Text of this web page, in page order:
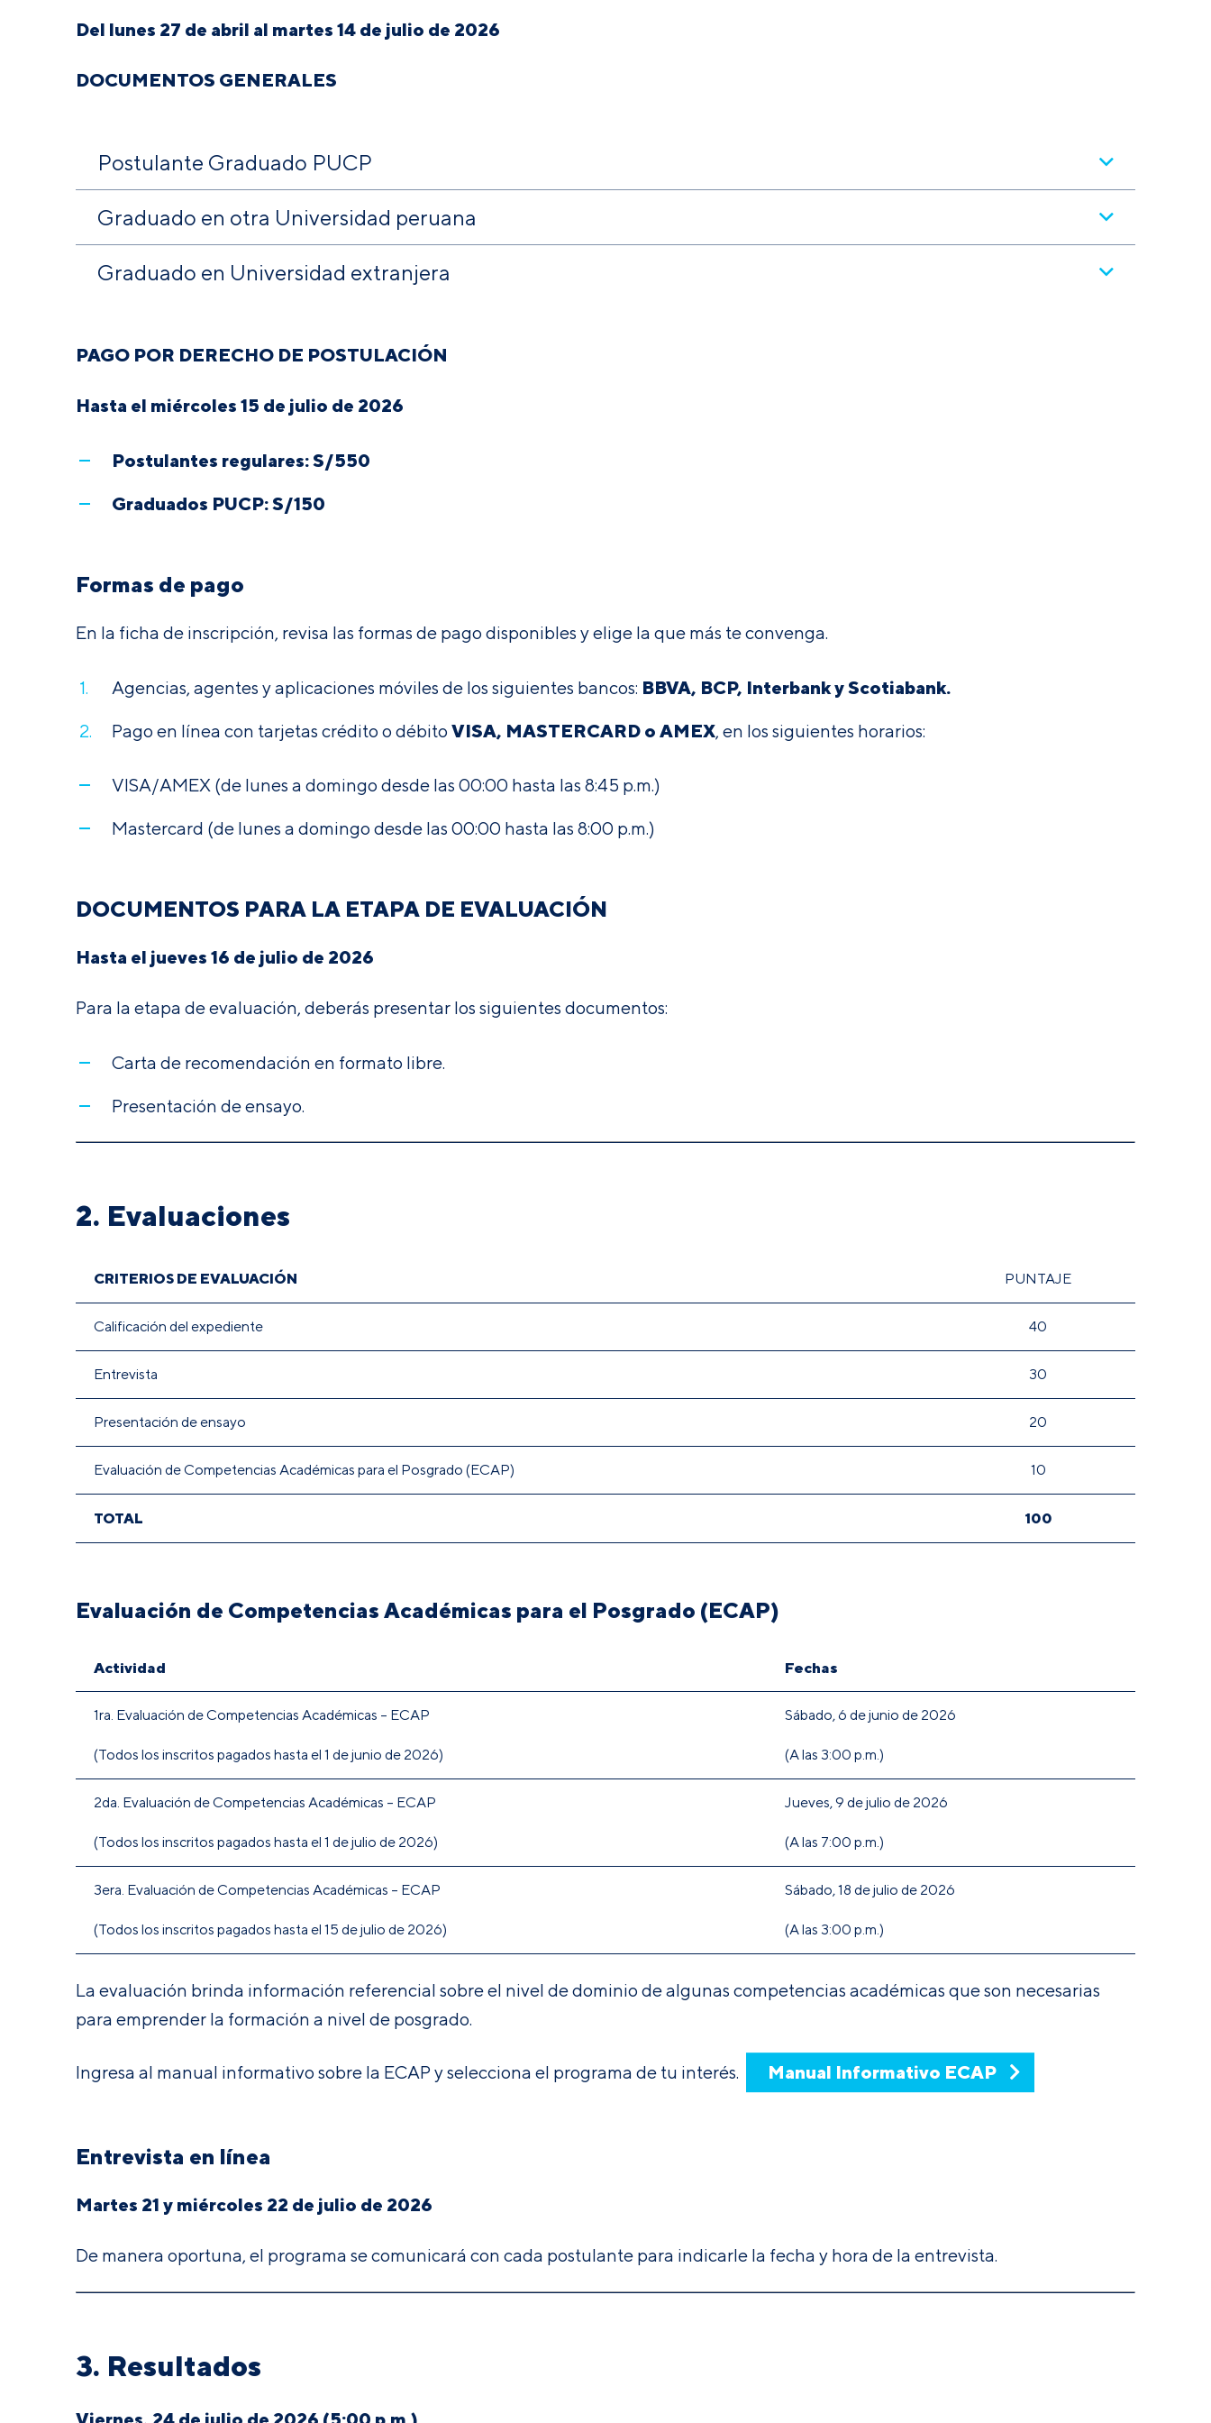
Del lunes 27 de abril al martes 14 de julio de 2026
DOCUMENTOS GENERALES
Postulante Graduado PUCP
Graduado en otra Universidad peruana
Graduado en Universidad extranjera
PAGO POR DERECHO DE POSTULACIÓN
Hasta el miércoles 15 de julio de 2026
Postulantes regulares: S/550
Graduados PUCP: S/150
Formas de pago
En la ficha de inscripción, revisa las formas de pago disponibles y elige la que más te convenga.
Agencias, agentes y aplicaciones móviles de los siguientes bancos: BBVA, BCP, Interbank y Scotiabank.
Pago en línea con tarjetas crédito o débito VISA, MASTERCARD o AMEX, en los siguientes horarios:
VISA/AMEX (de lunes a domingo desde las 00:00 hasta las 8:45 p.m.)
Mastercard (de lunes a domingo desde las 00:00 hasta las 8:00 p.m.)
DOCUMENTOS PARA LA ETAPA DE EVALUACIÓN
Hasta el jueves 16 de julio de 2026
Para la etapa de evaluación, deberás presentar los siguientes documentos:
Carta de recomendación en formato libre.
Presentación de ensayo.
2. Evaluaciones
CRITERIOS DE EVALUACIÓN PUNTAJE
Calificación del expediente 40
Entrevista 30
Presentación de ensayo 20
Evaluación de Competencias Académicas para el Posgrado (ECAP) 10
TOTAL 100
Evaluación de Competencias Académicas para el Posgrado (ECAP)
Actividad Fechas
1ra. Evaluación de Competencias Académicas – ECAP
(Todos los inscritos pagados hasta el 1 de junio de 2026)
Sábado, 6 de junio de 2026
(A las 3:00 p.m.)
2da. Evaluación de Competencias Académicas – ECAP
(Todos los inscritos pagados hasta el 1 de julio de 2026)
Jueves, 9 de julio de 2026
(A las 7:00 p.m.)
3era. Evaluación de Competencias Académicas – ECAP
(Todos los inscritos pagados hasta el 15 de julio de 2026)
Sábado, 18 de julio de 2026
(A las 3:00 p.m.)
La evaluación brinda información referencial sobre el nivel de dominio de algunas competencias académicas que son necesarias
para emprender la formación a nivel de posgrado.
Ingresa al manual informativo sobre la ECAP y selecciona el programa de tu interés. Manual Informativo ECAP
Entrevista en línea
Martes 21 y miércoles 22 de julio de 2026
De manera oportuna, el programa se comunicará con cada postulante para indicarle la fecha y hora de la entrevista.
3. Resultados